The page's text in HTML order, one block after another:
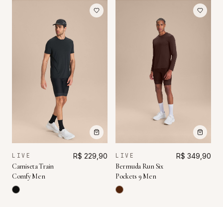
LIVE
Camiseta Train
Comfy Men
R$ 229,90 LIVE
Bermuda Run Six
Pockets 9 Men
R$ 349,90